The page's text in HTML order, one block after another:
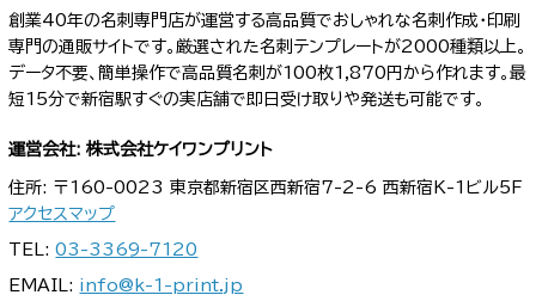
創業40年の名刺専門店が運営する高品質でおしゃれな名刺作成・印刷
専門の通販サイトです。厳選された名刺テンプレートが2000種類以上。
データ不要、簡単操作で高品質名刺が100枚1,870円から作れます。最
短15分で新宿駅すぐの実店舗で即日受け取りや発送も可能です。
運営会社: 株式会社ケイワンプリント
住所: 〒160-0023 東京都新宿区西新宿7-2-6 西新宿K-1ビル5F
アクセスマップ
TEL:03-3369-7120
EMAIL: info@k-1-print.jp